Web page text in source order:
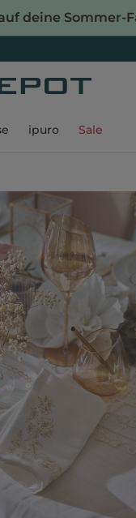
deine Sommer-
ipuro Sale